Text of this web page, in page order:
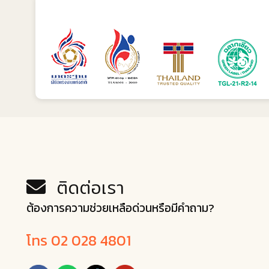
ติดต่อเรา
ต้องการความช่วยเหลือด่วนหรือมีคำถาม?
โทร 02 028 4801